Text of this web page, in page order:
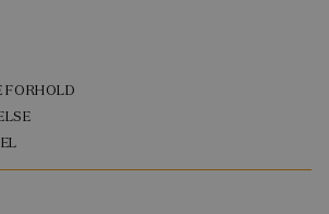
FORHOLD